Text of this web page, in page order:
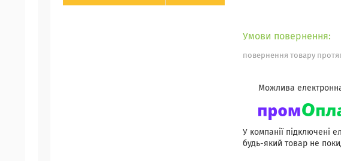
повернення товару
У компанії підключені
будь-який товар не